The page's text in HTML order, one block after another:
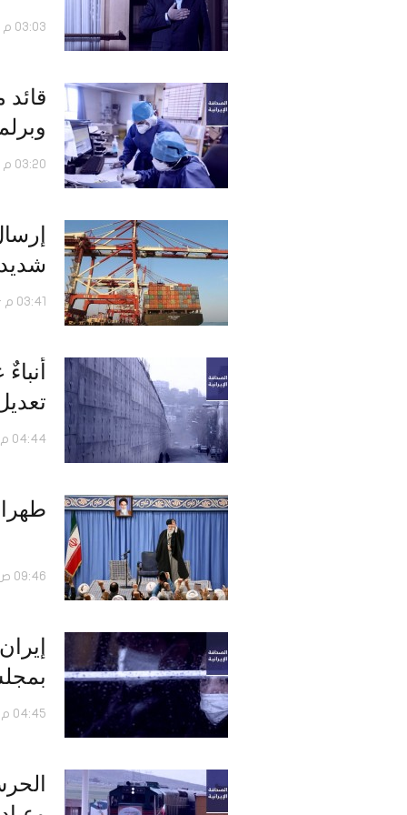
03:03 م - 06 فبراير 2021
03:20 م - 10 أكتوبر 2020
شديد
03:41 م - 10 سبتمبر 2020
04:44 م - 23 أبريل 2020
09:46 ص - 03 مارس 2020
04:45 م - 27 فبراير 2020